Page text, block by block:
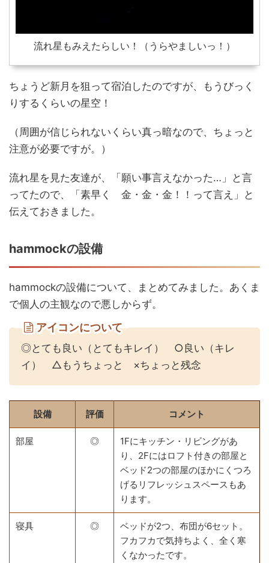
流れ星もみえたらしい！（うらやましいっ！）
ちょうど新月を狙って宿泊したのですが、もうびっく
りするくらいの星空！
（周囲が信じられないくらい真っ暗なので、ちょっと
注意が必要ですが。）
流れ星を見た友達が、「願い事言えなかった…」と言
ってたので、「素早く 金・金・金！！って言え」と
伝えておきました。
hammockの設備
hammockの設備について、まとめてみました。あくま
で個人の主観なので悪しからず。
アイコンについて
◎とても良い（とてもキレイ） ○良い（キレ
イ） △もうちょっと ×ちょっと残念
設備 評価 コメント
部屋 ◎
1Fにキッチン・リビングがあ
り、2Fにはロフト付きの部屋と
ベッド2つの部屋のほかにくつろ
げるリフレッシュスペースもあ
ります。
寝具 ◎
ベッドが2つ、布団が6セット。
フカフカで気持ちよく、全く寒
くなかったです。